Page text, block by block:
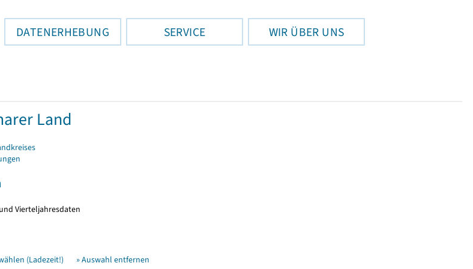
DATENERHEBUNG SERVICE WIR ÜBER UNS
Land
Vierteljahresdaten
(Ladezeit!) » Auswahl entfernen